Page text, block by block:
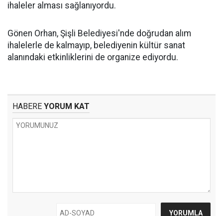
ihaleler alması sağlanıyordu.
Gönen Orhan, Şişli Belediyesi'nde doğrudan alım
ihalelerle de kalmayıp, belediyenin kültür sanat
alanındaki etkinliklerini de organize ediyordu.
HABERE YORUM KAT